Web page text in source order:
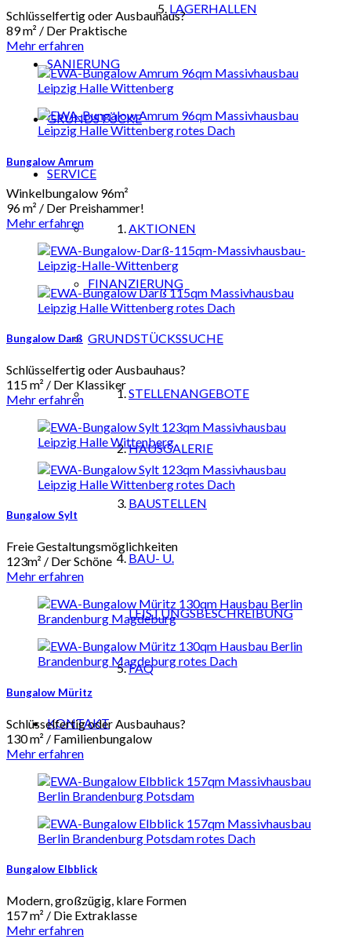
LAGERHALLEN
SANIERUNG
GRUNDSTÜCKE
SERVICE
AKTIONEN
FINANZIERUNG
GRUNDSTÜCKSSUCHE
STELLENANGEBOTE
HAUSGALERIE
BAUSTELLEN
BAU- U.
LEISTUNGSBESCHREIBUNG
FAQ
KONTAKT
Schlüsselfertig oder Ausbauhaus?
89 m² / Der Praktische
Mehr erfahren
Bungalow Amrum
Winkelbungalow 96m²
96 m² / Der Preishammer!
Mehr erfahren
Bungalow Darß
Schlüsselfertig oder Ausbauhaus?
115 m² / Der Klassiker
Mehr erfahren
Bungalow Sylt
Freie Gestaltungsmöglichkeiten
123m² / Der Schöne
Mehr erfahren
Bungalow Müritz
Schlüsselfertig oder Ausbauhaus?
130 m² / Familienbungalow
Mehr erfahren
Bungalow Elbblick
Modern, großzügig, klare Formen
157 m² / Die Extraklasse
Mehr erfahren